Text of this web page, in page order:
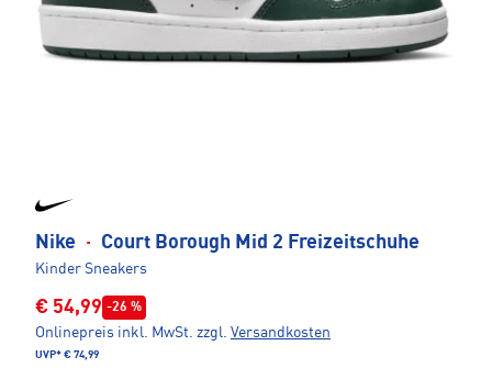
Nike · Court Borough Mid 2 Freizeitschuhe
Kinder Sneakers
€ 54,99 -26 %
Onlinepreis inkl. MwSt. zzgl. Versandkosten
UVP* € 74,99